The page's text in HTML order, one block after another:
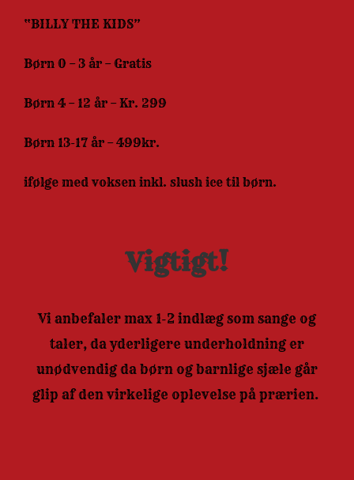
“BILLY THE KIDS”
Børn 0 – 3 år – Gratis
Børn 4 – 12 år – Kr. 299
Børn 13-17 år – 499kr.
ifølge med voksen inkl. slush ice til børn.
Vigtigt!
Vi anbefaler max 1-2 indlæg som sange og
taler, da yderligere underholdning er
unødvendig da børn og barnlige sjæle går
glip af den virkelige oplevelse på prærien.